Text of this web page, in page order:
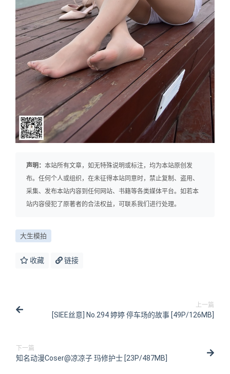
声明： 本站所有文章，如无特殊说明或标注，均为本站原创发
布。任何个人或组织，在未征得本站同意时，禁止复制、盗用、
采集、发布本站内容到任何网站、书籍等各类媒体平台。如若本
站内容侵犯了原著者的合法权益，可联系我们进行处理。
大生模拍
收藏 链接
上一篇
[SIEE丝意] No.294 婷婷 停车场的故事 [49P/126MB]
下一篇
知名动漫Coser@凉凉子 玛修护士 [23P/487MB]